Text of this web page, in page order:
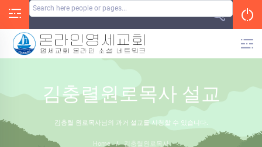
김충렬원로목사 설교
김충렬 원로목사님의 과거 설교를 시청할 수 있습니다.
Home / 김충렬원로목사